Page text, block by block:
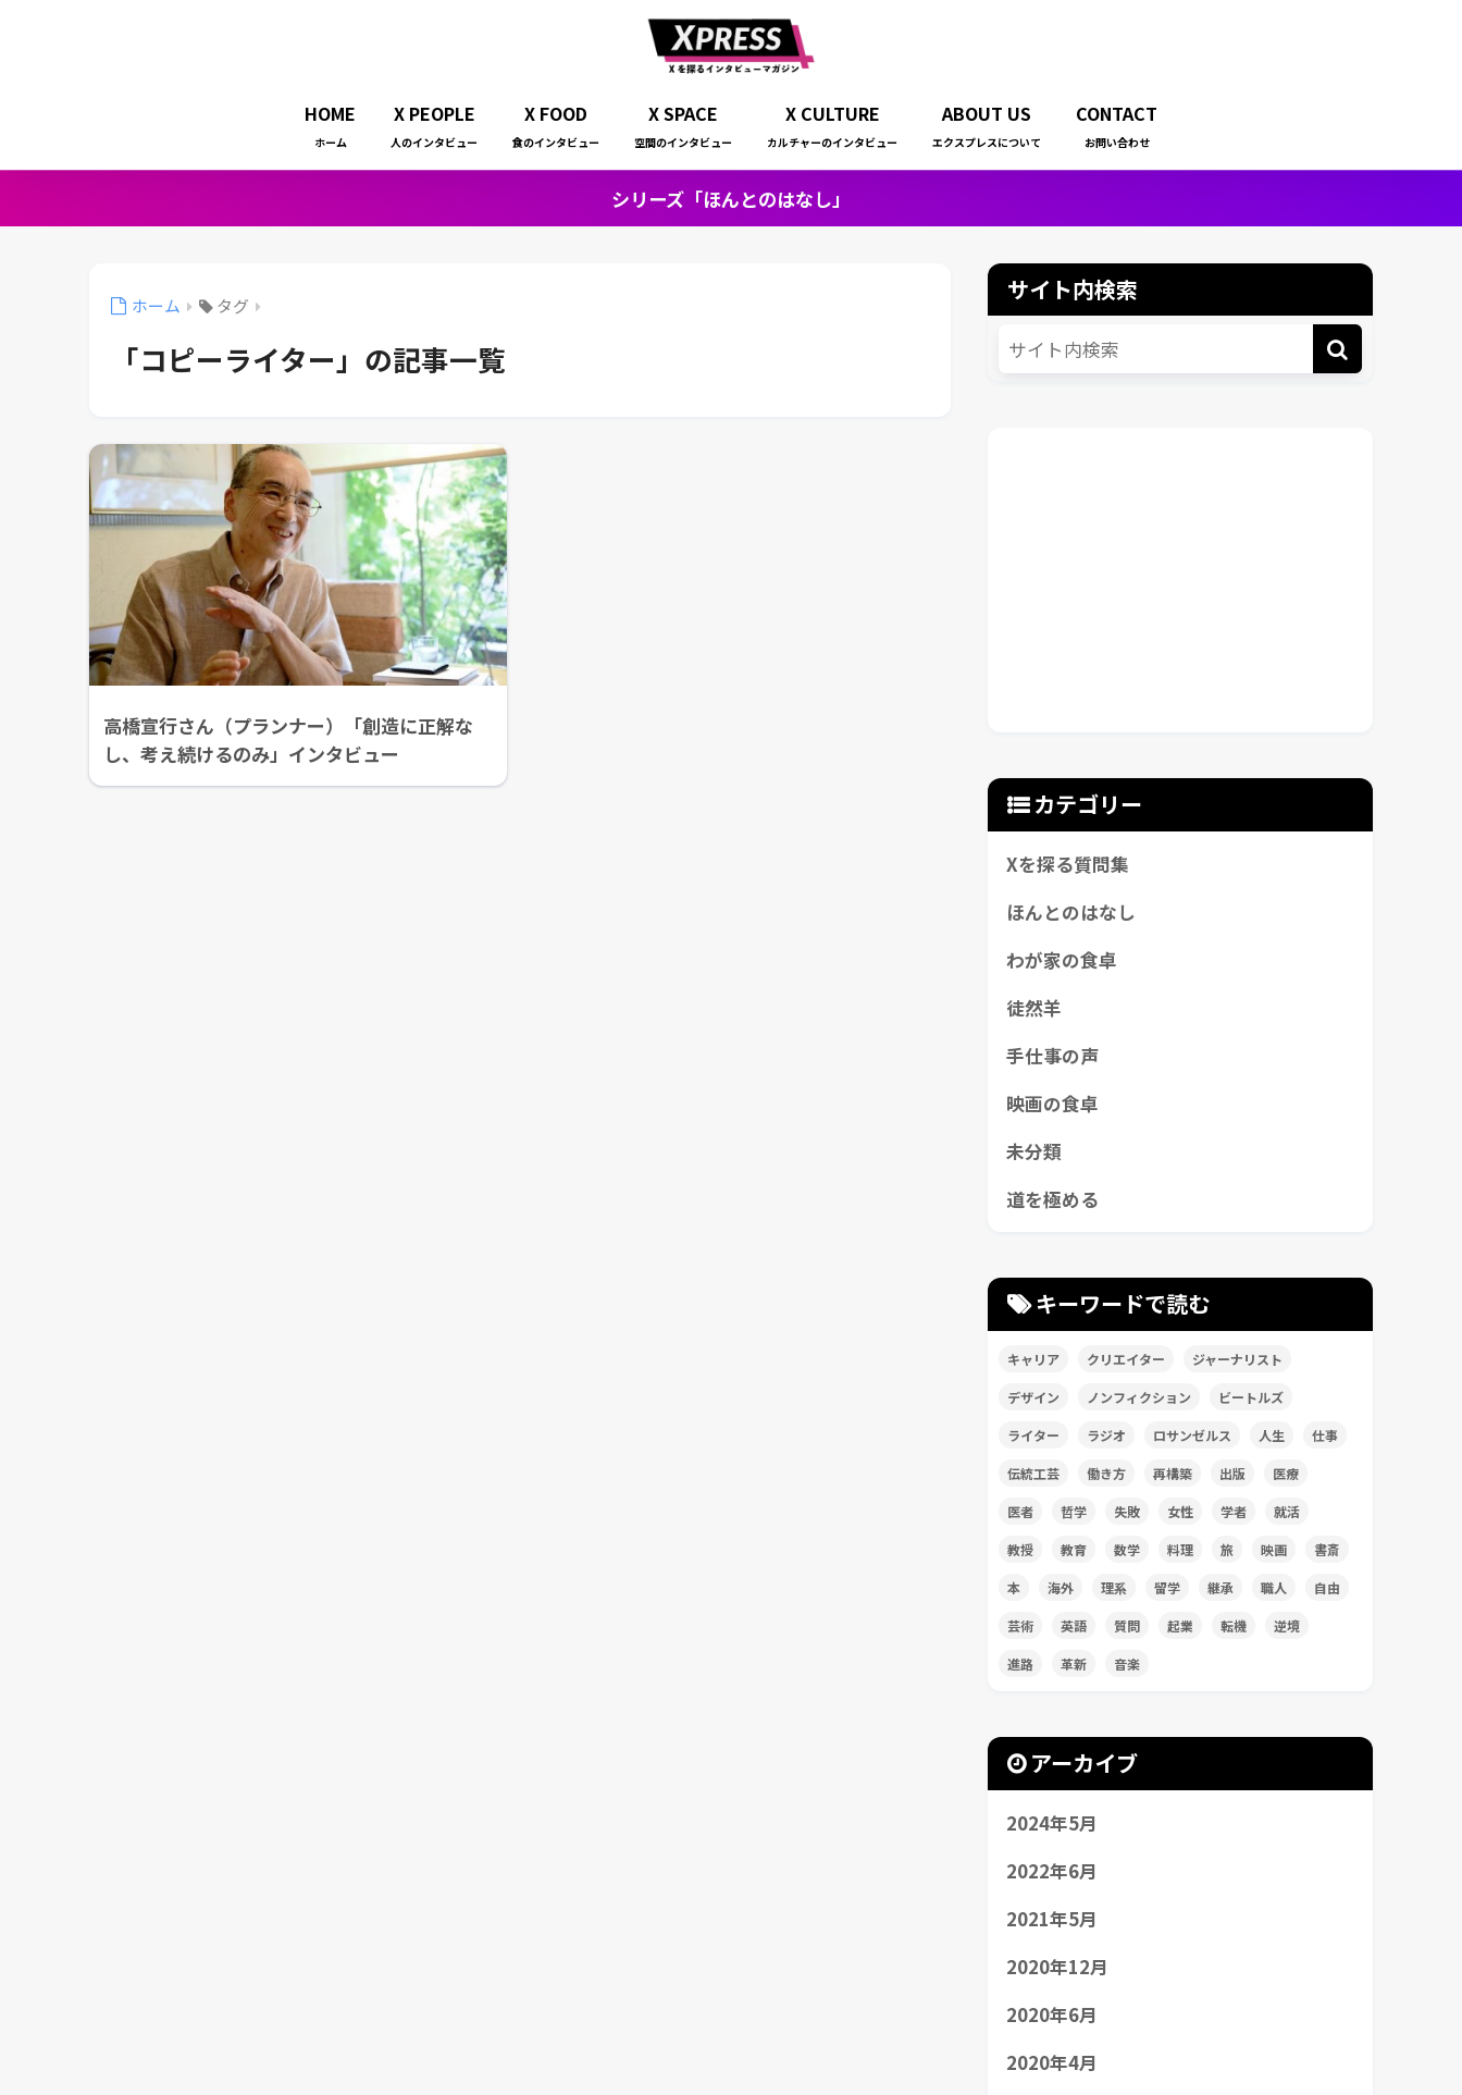
HOME
ホーム
X PEOPLE
人のインタビュー
X FOOD
食のインタビュー
X SPACE
空間のインタビュー
X CULTURE
カルチャーのインタビュー
ABOUT US
エクスプレスについて
CONTACT
お問い合わせ
シリーズ「ほんとのはなし」
ホーム タグ
「コピーライター」の記事一覧
高橋宣行さん（プランナー）「創造に正解な
し、考え続けるのみ」インタビュー
サイト内検索
カテゴリー
Xを探る質問集
ほんとのはなし
わが家の食卓
徒然羊
手仕事の声
映画の食卓
未分類
道を極める
キーワードで読む
キャリア クリエイター ジャーナリスト
デザイン ノンフィクション ビートルズ
ライター ラジオ ロサンゼルス 人生 仕事
伝統工芸 働き方 再構築 出版 医療
医者 哲学 失敗 女性 学者 就活
教授 教育 数学 料理 旅 映画 書斎
本 海外 理系 留学 継承 職人 自由
芸術 英語 質問 起業 転機 逆境
進路 革新 音楽
アーカイブ
2024年5月
2022年6月
2021年5月
2020年12月
2020年6月
2020年4月